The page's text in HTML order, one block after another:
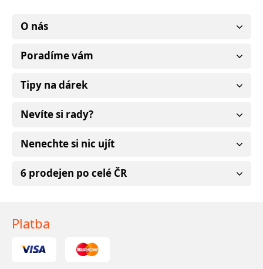
O nás
Poradíme vám
Tipy na dárek
Nevíte si rady?
Nenechte si nic ujít
6 prodejen po celé ČR
Platba